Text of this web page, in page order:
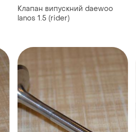
Клапан випускний daewoo
lanos 1.5 (rider)